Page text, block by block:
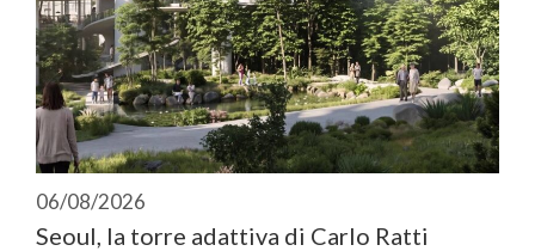
06/08/2026
Seoul, la torre adattiva di Carlo Ratti